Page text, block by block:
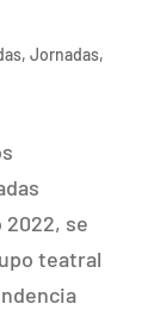
, Jornadas,
2022, se
teatral